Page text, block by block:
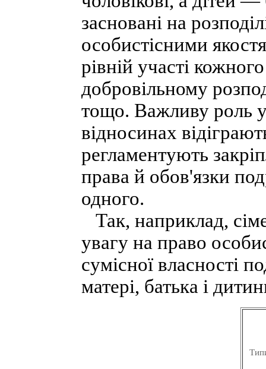
засновані на
особистісними
рівній участі
добровільному
тощо. Важливу роль
відносинах
регламентують
права й обов'язки
одного.
Так, наприклад,
увагу на право
сумісної власності
матері, батька і